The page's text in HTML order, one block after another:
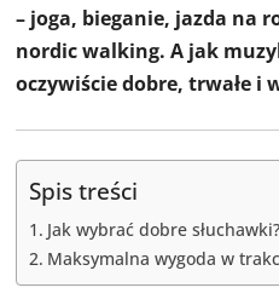
– joga, bieganie, jazda na
nordic walking. A jak
oczywiście dobre, trwałe i
Spis treści
Jak wybrać dobre słuchawki?
Maksymalna wygoda w